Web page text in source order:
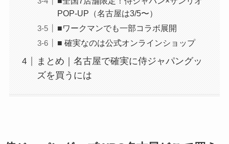
POP-UP（名古屋は3/5〜）
■ワークマンでも一部コラボ展開
■ 確実なのは公式オンラインショップ
まとめ｜名古屋で確実に侍ジャパングッ
ズを買うには